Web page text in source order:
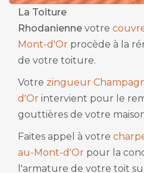
La Toiture
Rhodanienne votre
Mont-d'Or procède à la
de votre toiture.
Votre zingueur
d'Or intervient pour le
gouttières de votre
Faites appel à votre
au-Mont-d'Or pour la
l'armature de votre toit